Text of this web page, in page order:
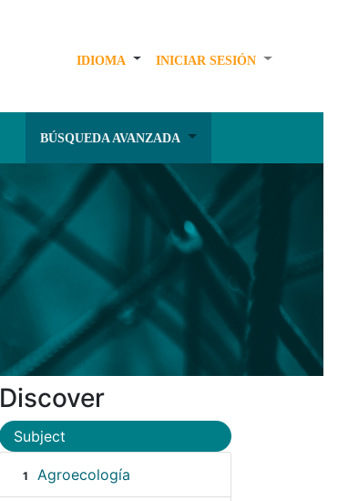
IDIOMA INICIAR SESIÓN
BÚSQUEDA AVANZADA
Discover
Subject
1 Agroecología